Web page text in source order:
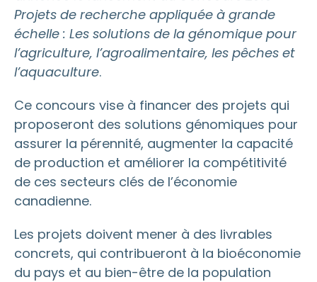
Projets de recherche appliquée à grande
échelle : Les solutions de la génomique pour
l’agriculture, l’agroalimentaire, les pêches et
l’aquaculture.
Ce concours vise à financer des projets qui
proposeront des solutions génomiques pour
assurer la pérennité, augmenter la capacité
de production et améliorer la compétitivité
de ces secteurs clés de l’économie
canadienne.
Les projets doivent mener à des livrables
concrets, qui contribueront à la bioéconomie
du pays et au bien-être de la population